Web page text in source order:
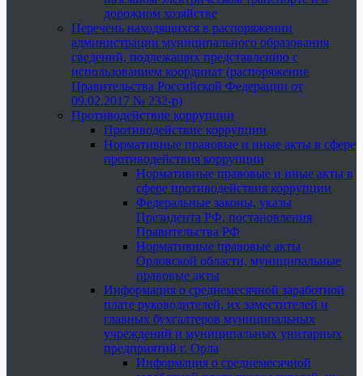
дорожном хозяйстве
Перечень находящихся в распоряжении
администрации муниципального образования
сведений, подлежащих представлению с
использованием координат (распоряжение
Правительства Российской Федерации от
09.02.2017 № 232-р)
Противодействие коррупции
Противодействие коррупции
Нормативные правовые и иные акты в сфере
противодействия коррупции
Нормативные правовые и иные акты в
сфере противодействия коррупции
Федеральные законы, указы
Президента РФ, постановления
Правительства РФ
Нормативные правовые акты
Орловской области, муниципальные
правовые акты
Информация о среднемесячной заработной
плате руководителей, их заместителей и
главных бухгалтеров муниципальных
учреждений и муниципальных унитарных
предприятий г. Орла
Информация о среднемесячной